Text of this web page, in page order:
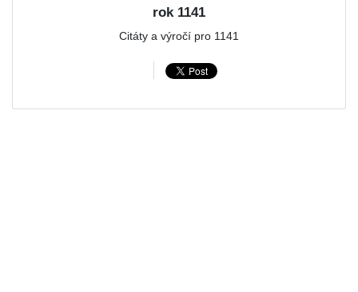
rok 1141
Citáty a výročí pro 1141